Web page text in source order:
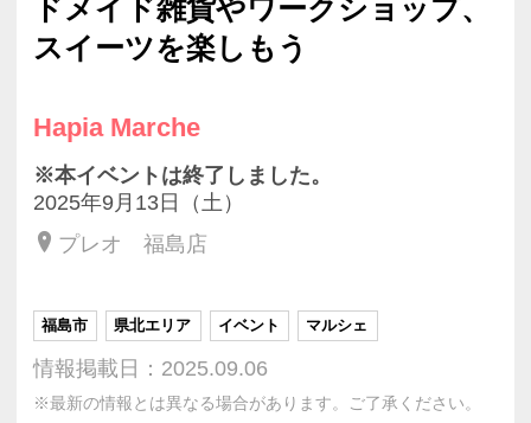
ドメイド雑貨やワークショップ、
スイーツを楽しもう
Hapia Marche
※本イベントは終了しました。
2025年9月13日（土）
プレオ 福島店
福島市 県北エリア イベント マルシェ
情報掲載日：2025.09.06
※最新の情報とは異なる場合があります。ご了承ください。